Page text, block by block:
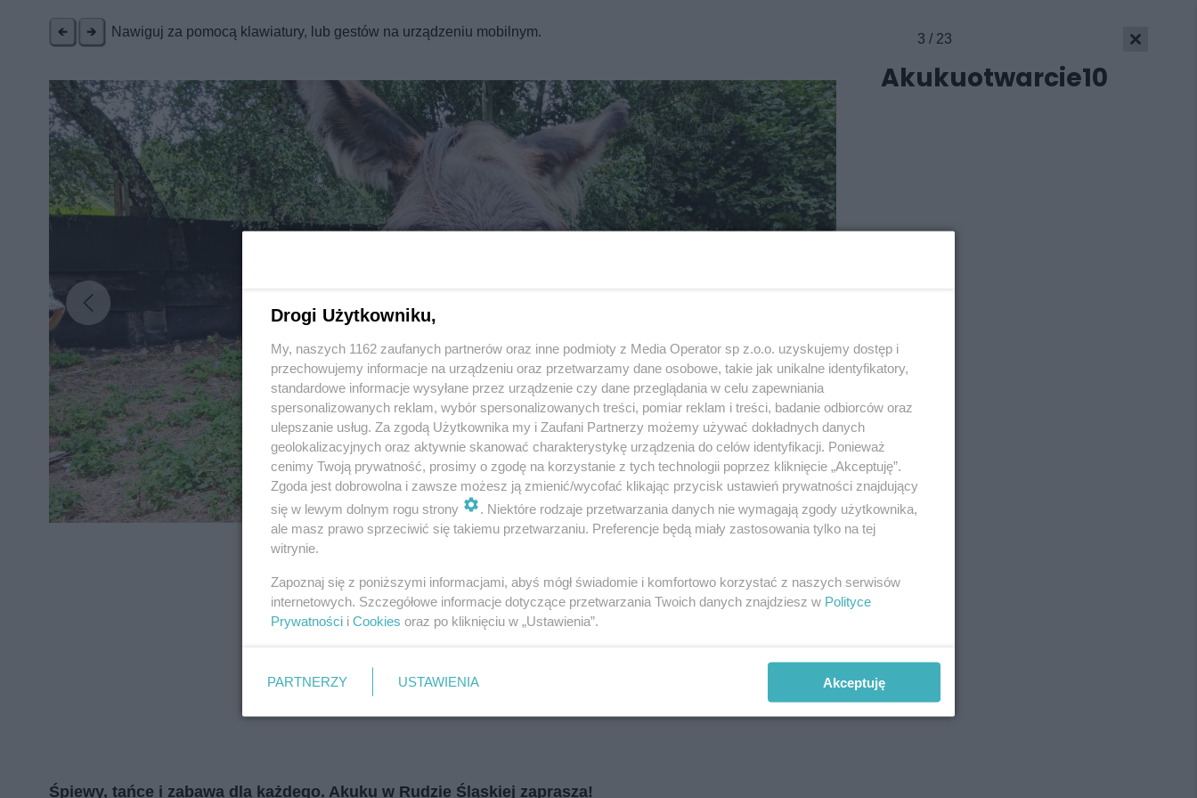
Nawiguj za pomocą klawiatury, lub gestów na urządzeniu mobilnym.
fot:
Śpiewy, tańce i zabawa dla każdego. Akuku w Rudzie Śląskiej zaprasza!
3 / 23
Akukuotwarcie10
Wydawca mediówlokalnych
zapoznać się z:
polityką prywatności regulamin korzystania z portali
Twojemiasto
Piekary Śląskie
Chorzów
Tarnowskie Góry
Ruda Śląska
Świętochłowice
Tychy
Bytom
Katowice
Zabrze
Zagłębie
Skontakuj sięz nami
Kontakt
Redakcja
Newsletter
Reklama
Drogi Użytkowniku,
My, naszych 1162 zaufanych partnerów oraz inne podmioty z Media Operator sp z.o.o. uzyskujemy dostęp i
przechowujemy informacje na urządzeniu oraz przetwarzamy dane osobowe, takie jak unikalne identyfikatory,
standardowe informacje wysyłane przez urządzenie czy dane przeglądania w celu zapewniania
spersonalizowanych reklam, wybór spersonalizowanych treści, pomiar reklam i treści, badanie odbiorców oraz
ulepszanie usług. Za zgodą Użytkownika my i Zaufani Partnerzy możemy używać dokładnych danych
geolokalizacyjnych oraz aktywnie skanować charakterystykę urządzenia do celów identyfikacji. Ponieważ
cenimy Twoją prywatność, prosimy o zgodę na korzystanie z tych technologii poprzez kliknięcie „Akceptuję”.
Zgoda jest dobrowolna i zawsze możesz ją zmienić/wycofać klikając przycisk ustawień prywatności znajdujący
się w lewym dolnym rogu strony
. Niektóre rodzaje przetwarzania danych nie wymagają zgody użytkownika,
ale masz prawo sprzeciwić się takiemu przetwarzaniu. Preferencje będą miały zastosowania tylko na tej
witrynie.
Zapoznaj się z poniższymi informacjami, abyś mógł świadomie i komfortowo korzystać z naszych serwisów
internetowych. Szczegółowe informacje dotyczące przetwarzania Twoich danych znajdziesz w Polityce
Prywatności i Cookies oraz po kliknięciu w „Ustawienia”.
PARTNERZY USTAWIENIA Akceptuję